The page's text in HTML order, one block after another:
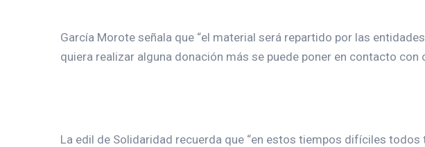
García Morote señala que “el material será repartido por las
quiera realizar alguna donación más se puede poner en contacto con
La edil de Solidaridad recuerda que “en estos tiempos difíciles